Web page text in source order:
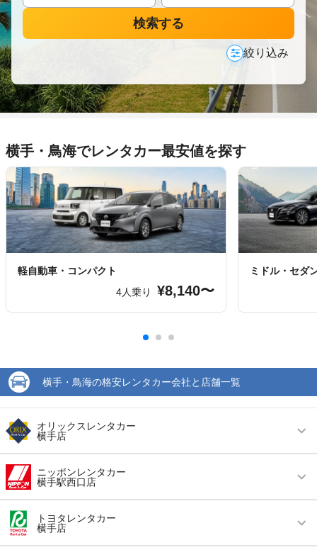
検索する
絞り込み
横手・鳥海でレンタカー最安値を探す
軽自動車・コンパクト
4人乗り
¥8,140〜
ミドル・セダ
横手・鳥海の格安レンタカー会社と店舗一覧
オリックスレンタカー
横手店
営業時間 毎日 09:00 ～ 19:00
アクセス 横手駅より徒歩で約10分（送迎なし）
住所 横手市条里２丁目５番４号
ニッポンレンタカー
横手駅西口店
営業時間 毎日 08:00 ～ 18:00
アクセス
トヨタレンタカー
横手店